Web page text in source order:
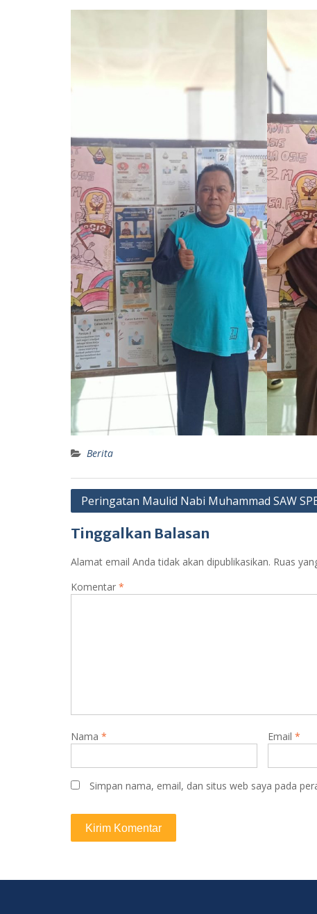
Berita
Navigasi
Peringatan Maulid Nabi Muhammad SAW
Tinggalkan Balasan
Alamat email Anda tidak akan dipublikasikan. Ruas
Komentar *
Nama * Email *
Simpan nama, email, dan situs web saya pada